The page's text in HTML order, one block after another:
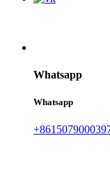
Whatsapp
Whatsapp